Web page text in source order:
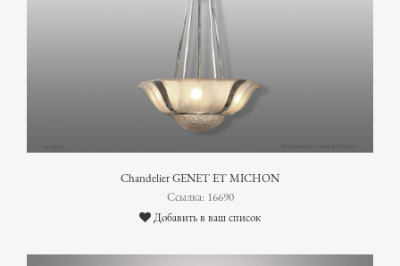
Chandelier GENET ET MICHON
Ссылка: 16690
Добавить в ваш список